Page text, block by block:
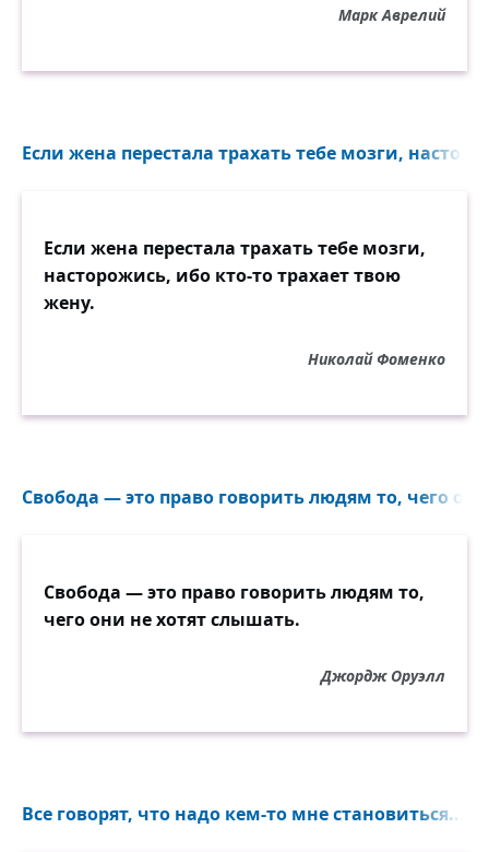
Марк Аврелий
Если жена перестала трахать тебе мозги,
Если жена перестала трахать тебе мозги,
насторожись, ибо кто-то трахает твою
жену.
Николай Фоменко
Свобода — это право говорить людям то, чего
Свобода — это право говорить людям то,
чего они не хотят слышать.
Джордж Оруэлл
Все говорят, что надо кем-то мне становиться...